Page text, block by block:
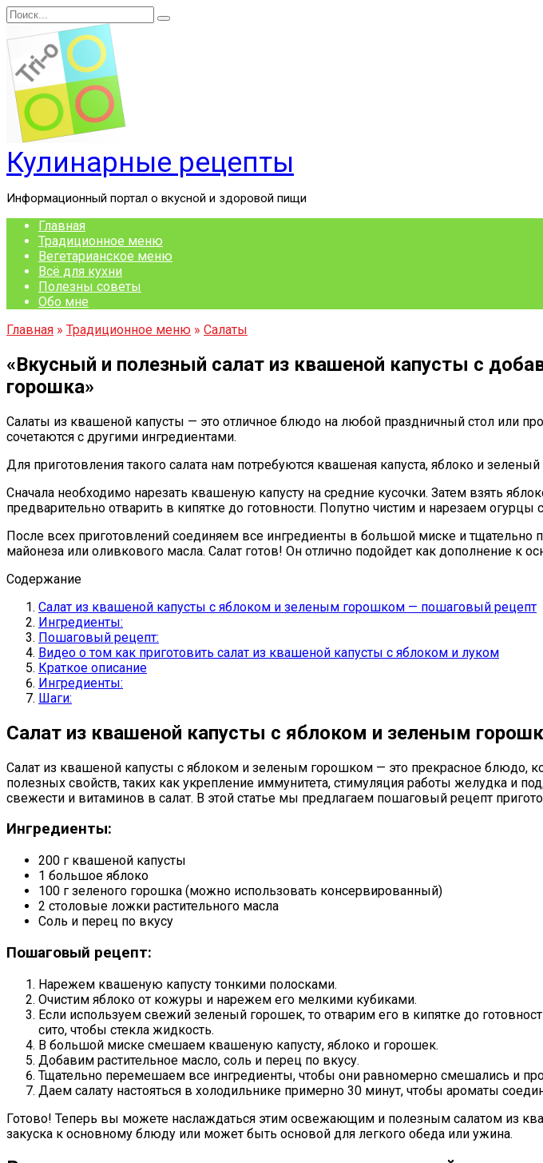
Перейти
к
содержанию
Search
for:
Кулинарные рецепты
Информационный портал о вкусной и здоровой пищи
Главная
Традиционное меню
Вегетарианское меню
Всё для кухни
Полезны советы
Обо мне
Главная » Традиционное меню » Салаты
«Вкусный и полезный салат из квашеной капусты с
горошка»
Салаты из квашеной капусты — это отличное блюдо на любой праздничный стол или
сочетаются с другими ингредиентами.
Для приготовления такого салата нам потребуются квашеная капуста, яблоко и
Сначала необходимо нарезать квашеную капусту на средние кусочки. Затем взять
предварительно отварить в кипятке до готовности. Попутно чистим и нарезаем огурцы
После всех приготовлений соединяем все ингредиенты в большой миске и
майонеза или оливкового масла. Салат готов! Он отлично подойдет как дополнение к
Содержание
Салат из квашеной капусты с яблоком и зеленым горошком — пошаговый рецепт
Ингредиенты:
Пошаговый рецепт:
Видео о том как приготовить салат из квашеной капусты с яблоком и луком
Краткое описание
Ингредиенты:
Шаги:
Салат из квашеной капусты с яблоком и зеленым
Салат из квашеной капусты с яблоком и зеленым горошком — это прекрасное блюдо,
полезных свойств, таких как укрепление иммунитета, стимуляция работы желудка и
свежести и витаминов в салат. В этой статье мы предлагаем пошаговый рецепт
Ингредиенты:
200 г квашеной капусты
1 большое яблоко
100 г зеленого горошка (можно использовать консервированный)
2 столовые ложки растительного масла
Соль и перец по вкусу
Пошаговый рецепт:
Нарежем квашеную капусту тонкими полосками.
Очистим яблоко от кожуры и нарежем его мелкими кубиками.
Если используем свежий зеленый горошек, то отварим его в кипятке до
сито, чтобы стекла жидкость.
В большой миске смешаем квашеную капусту, яблоко и горошек.
Добавим растительное масло, соль и перец по вкусу.
Тщательно перемешаем все ингредиенты, чтобы они равномерно смешались и
Даем салату настояться в холодильнике примерно 30 минут, чтобы ароматы
Готово! Теперь вы можете наслаждаться этим освежающим и полезным салатом из
закуска к основному блюду или может быть основой для легкого обеда или ужина.